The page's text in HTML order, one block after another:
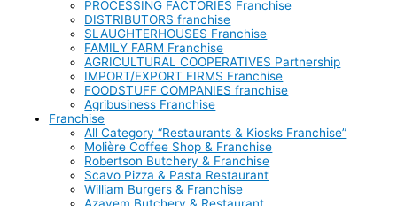
PROCESSING FACTORIES Franchise
DISTRIBUTORS franchise
SLAUGHTERHOUSES Franchise
FAMILY FARM Franchise
AGRICULTURAL COOPERATIVES Partnership
IMPORT/EXPORT FIRMS Franchise
FOODSTUFF COMPANIES franchise
Agribusiness Franchise
Franchise
All Category “Restaurants & Kiosks Franchise”
Molière Coffee Shop & Franchise
Robertson Butchery & Franchise
Scavo Pizza & Pasta Restaurant
William Burgers & Franchise